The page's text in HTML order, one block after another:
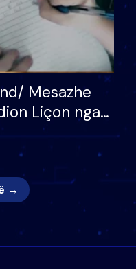
Mesazhe
Liçon nga
moderatori
meritoj…
→